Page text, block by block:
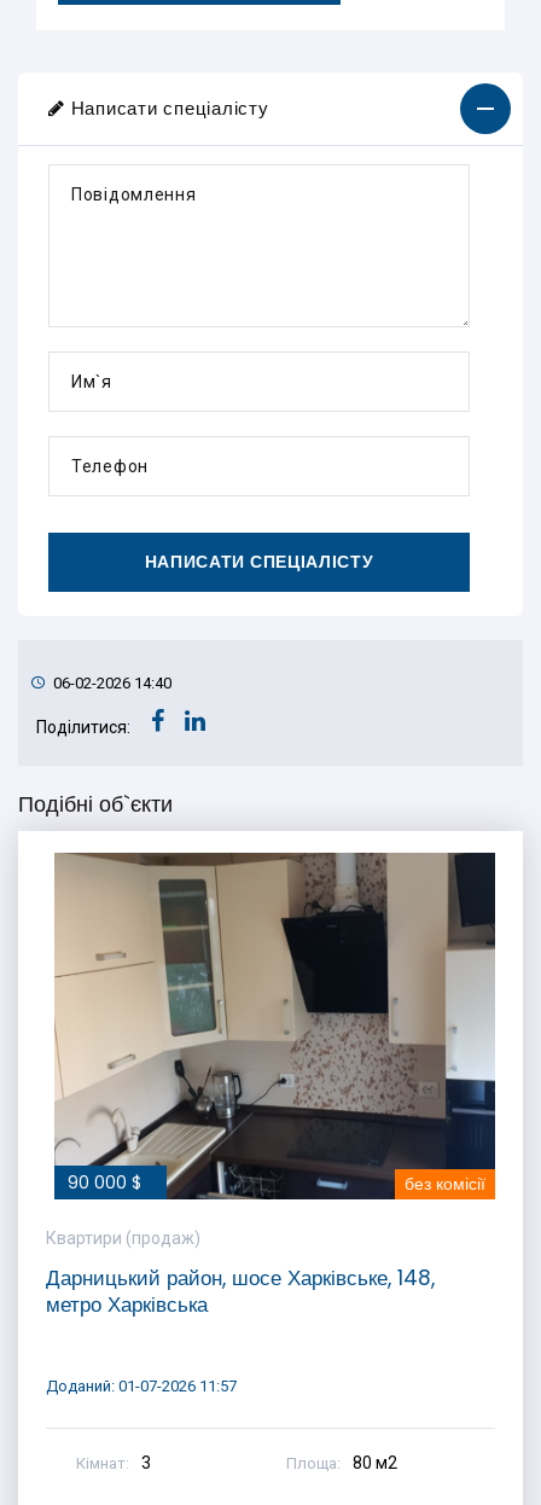
Написати спеціалісту
Повідомлення
Им`я
Телефон
НАПИСАТИ СПЕЦІАЛІСТУ
06-02-2026 14:40
Поділитися:
Подібні об`єкти
90 000 $ без комісії
Квартири (продаж)
Дарницький район, шосе Харківське, 148,
метро Харківська
Доданий: 01-07-2026 11:57
Кімнат: 3 Площа: 80 м2